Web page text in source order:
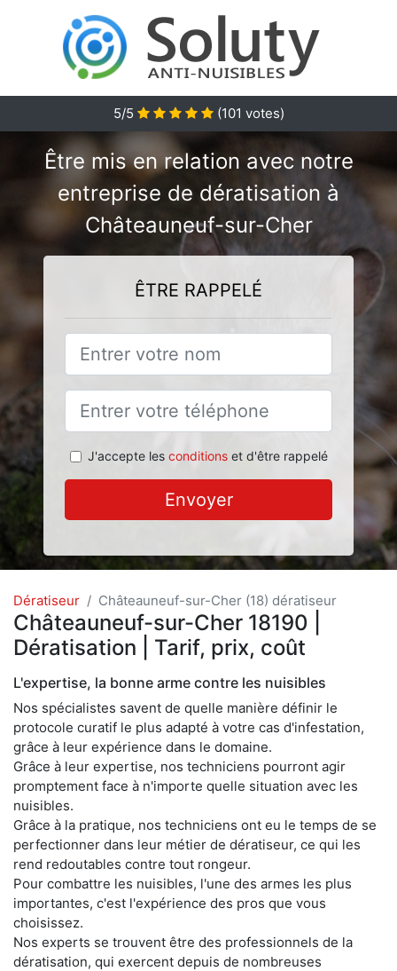
5/5 (101 votes)
Être mis en relation avec notre
entreprise de dératisation à
Châteauneuf-sur-Cher
ÊTRE RAPPELÉ
J'accepte les conditionset d'être rappelé
Envoyer
Dératiseur Châteauneuf-sur-Cher (18) dératiseur
Châteauneuf-sur-Cher 18190 |
Dératisation | Tarif, prix, coût
L'expertise, la bonne arme contre les nuisibles
Nos spécialistes savent de quelle manière définir le
protocole curatif le plus adapté à votre cas d'infestation,
grâce à leur expérience dans le domaine.
Grâce à leur expertise, nos techniciens pourront agir
promptement face à n'importe quelle situation avec les
nuisibles.
Grâce à la pratique, nos techniciens ont eu le temps de se
perfectionner dans leur métier de dératiseur, ce qui les
rend redoutables contre tout rongeur.
Pour combattre les nuisibles, l'une des armes les plus
importantes, c'est l'expérience des pros que vous
choisissez.
Nos experts se trouvent être des professionnels de la
dératisation, qui exercent depuis de nombreuses